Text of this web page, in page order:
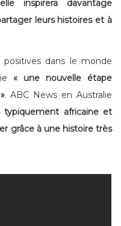
inspirera davantage
leurs histoires et à
dans le monde
« une nouvelle étape
. ABC News en Australie
typiquement africaine et
grâce à une histoire très